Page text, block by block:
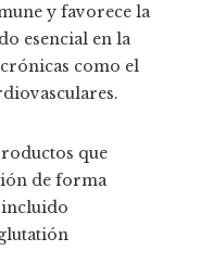
y favorece la
esencial en la
como el
que
de forma
incluido